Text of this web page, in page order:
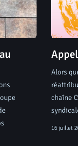
Alors
chaîne
16 juillet